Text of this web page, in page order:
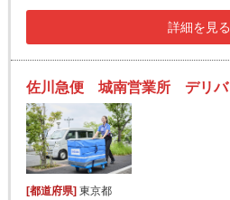
詳細を見る
[都道府県]東京都